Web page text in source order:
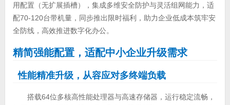
用配置（无扩展插槽），集成多维安全防护与灵活组网能力，适
配70-120台带机量，同步推出限时福利，助力企业低成本筑牢安
全防线，高效推进数字化办公。
精简强能配置，适配中小企业升级需求
性能精准升级，从容应对多终端负载
搭载64位多核高性能处理器与高速存储器，运行稳定流畅，